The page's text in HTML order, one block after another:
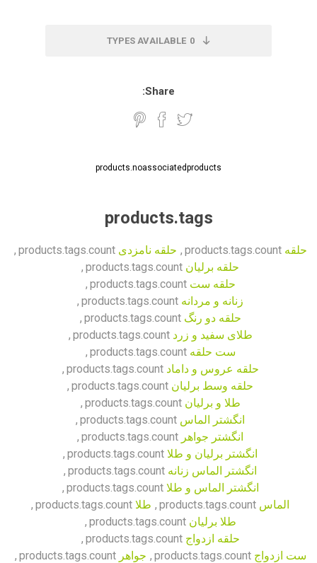
0
TYPES AVAILABLE
Share:
products.noassociatedproducts
products.tags
حلقه products.tags.count
, حلقه نامزدی products.tags.count
,
حلقه برلیان products.tags.count
,
حلقه ست products.tags.count
,
زنانه و مردانه products.tags.count
,
حلقه دو رنگ products.tags.count
,
طلای سفید و زرد products.tags.count
,
ست حلقه products.tags.count
,
حلقه عروس و داماد products.tags.count
,
حلقه وسط برلیان products.tags.count
,
طلا و برلیان products.tags.count
,
انگشتر الماس products.tags.count
,
انگشتر جواهر products.tags.count
,
انگشتر برلیان و طلا products.tags.count
,
انگشتر الماس زنانه products.tags.count
,
انگشتر الماس و طلا products.tags.count
,
الماس products.tags.count
, طلا products.tags.count
,
طلا برلیان products.tags.count
,
حلقه ازدواج products.tags.count
,
ست ازدواج products.tags.count
, جواهر products.tags.count
,